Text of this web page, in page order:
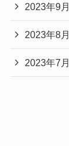
2023年9月
2023年8月
2023年7月